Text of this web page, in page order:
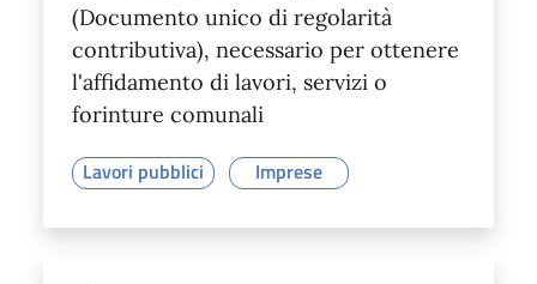
(Documento unico di regolarità
contributiva), necessario per ottenere
l'affidamento di lavori, servizi o
forinture comunali
Lavori pubblici Imprese